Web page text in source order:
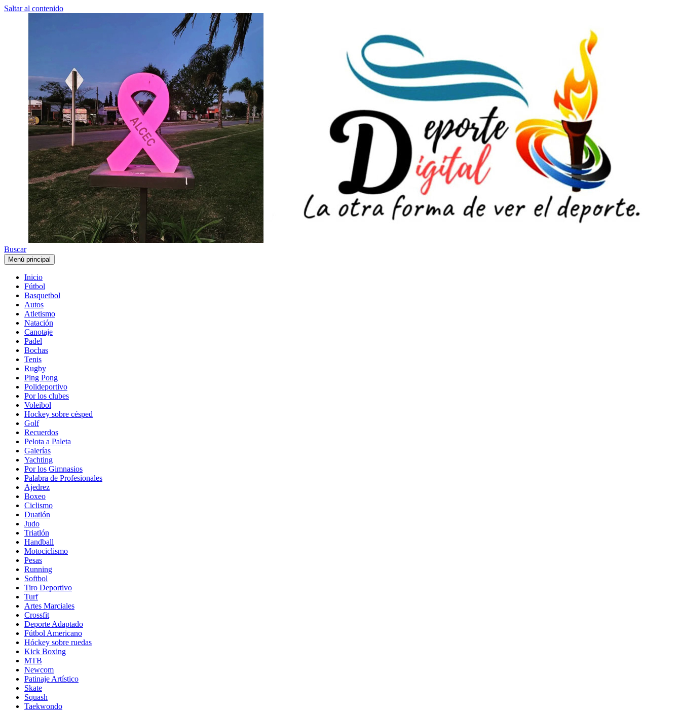
Saltar al contenido
Buscar
Menú principal
Inicio
Fútbol
Basquetbol
Autos
Atletismo
Natación
Canotaje
Padel
Bochas
Tenis
Rugby
Ping Pong
Polideportivo
Por los clubes
Voleibol
Hockey sobre césped
Golf
Recuerdos
Pelota a Paleta
Galerías
Yachting
Por los Gimnasios
Palabra de Profesionales
Ajedrez
Boxeo
Ciclismo
Duatlón
Judo
Triatlón
Handball
Motociclismo
Pesas
Running
Softbol
Tiro Deportivo
Turf
Artes Marciales
Crossfit
Deporte Adaptado
Fútbol Americano
Hóckey sobre ruedas
Kick Boxing
MTB
Newcom
Patinaje Artístico
Skate
Squash
Taekwondo